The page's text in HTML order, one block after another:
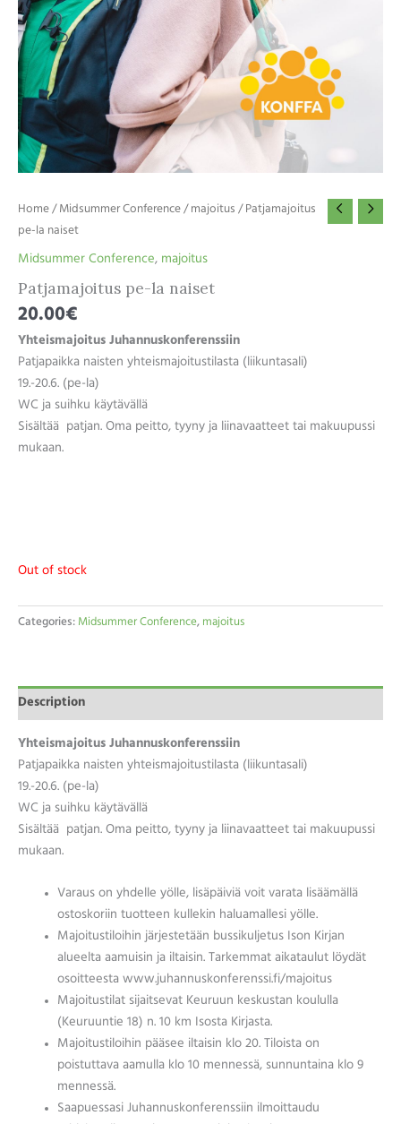
Home / Midsummer Conference / majoitus / Patjamajoitus
pe-la naiset
Midsummer Conference, majoitus
Patjamajoitus pe-la naiset
20.00€
Yhteismajoitus Juhannuskonferenssiin
Patjapaikka naisten yhteismajoitustilasta (liikuntasali)
19.-20.6. (pe-la)
WC ja suihku käytävällä
Sisältää patjan. Oma peitto, tyyny ja liinavaatteet tai makuupussi
mukaan.
Out of stock
Categories: Midsummer Conference, majoitus
Description
Yhteismajoitus Juhannuskonferenssiin
Patjapaikka naisten yhteismajoitustilasta (liikuntasali)
19.-20.6. (pe-la)
WC ja suihku käytävällä
Sisältää patjan. Oma peitto, tyyny ja liinavaatteet tai makuupussi
mukaan.
Varaus on yhdelle yölle, lisäpäiviä voit varata lisäämällä
ostoskoriin tuotteen kullekin haluamallesi yölle.
Majoitustiloihin järjestetään bussikuljetus Ison Kirjan
alueelta aamuisin ja iltaisin. Tarkemmat aikataulut löydät
osoitteesta www.juhannuskonferenssi.fi/majoitus
Majoitustilat sijaitsevat Keuruun keskustan koululla
(Keuruuntie 18) n. 10 km Isosta Kirjasta.
Majoitustiloihin pääsee iltaisin klo 20. Tiloista on
poistuttava aamulla klo 10 mennessä, sunnuntaina klo 9
mennessä.
Saapuessasi Juhannuskonferenssiin ilmoittaudu